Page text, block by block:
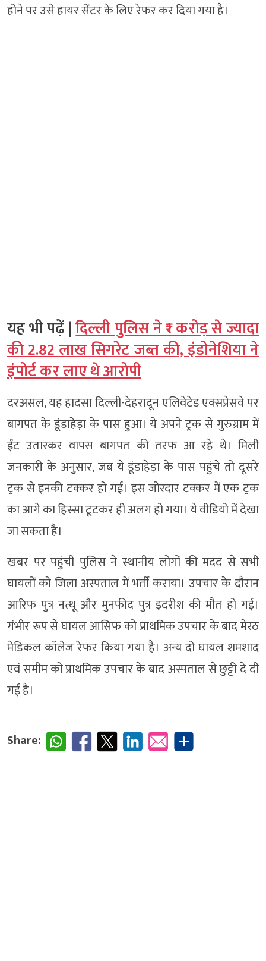
होने पर उसे हायर सेंटर के लिए रेफर कर दिया गया है।
यह भी पढ़ें |दिल्ली पुलिस ने ₹1 करोड़ से ज्यादा
की 2.82 लाख सिगरेट जब्त की, इंडोनेशिया ने
इंपोर्ट कर लाए थे आरोपी
दरअसल, यह हादसा दिल्ली-देहरादून एलिवेटेड एक्सप्रेसवे पर
बागपत के डूंडाहेड़ा के पास हुआ। ये अपने ट्रक से गुरुग्राम में
ईंट उतारकर वापस बागपत की तरफ आ रहे थे। मिली
जनकारी के अनुसार, जब ये डूंडाहेड़ा के पास पहुंचे तो दूसरे
ट्रक से इनकी टक्कर हो गई। इस जोरदार टक्कर में एक ट्रक
का आगे का हिस्सा टूटकर ही अलग हो गया। ये वीडियो में देखा
जा सकता है।
खबर पर पहुंची पुलिस ने स्थानीय लोगों की मदद से सभी
घायलों को जिला अस्पताल में भर्ती कराया। उपचार के दौरान
आरिफ पुत्र नत्थू और मुनफीद पुत्र इदरीश की मौत हो गई।
गंभीर रूप से घायल आसिफ को प्राथमिक उपचार के बाद मेरठ
मेडिकल कॉलेज रेफर किया गया है। अन्य दो घायल शमशाद
एवं समीम को प्राथमिक उपचार के बाद अस्पताल से छुट्टी दे दी
गई है।
Share: